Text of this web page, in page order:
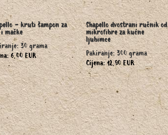
- kruti šampon za
i mačke
30 grama
6,00 EUR
Shapello dvostrani ručnik od
mikrofibre za kućne
ljubimce
Pakiranje: 300 grama
Cijena: 12,90 EUR